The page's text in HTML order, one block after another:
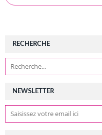
NEWSLETTER
RECHERCHE